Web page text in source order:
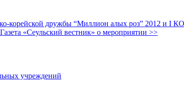
дружбы “Миллион алых роз” 2012 и I
«Сеульский вестник» о мероприятии >>
учреждений